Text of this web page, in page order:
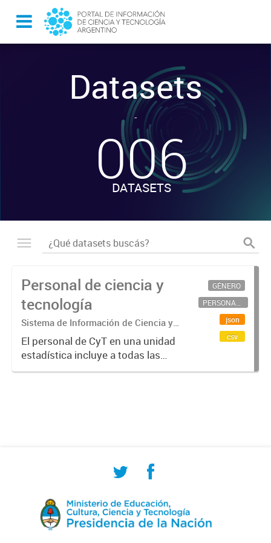
Datasets
-
006
DATASETS
Personal de ciencia y
tecnología
Sistema de Información de Ciencia y
Tecnología Argentino (SICYTAR)
El personal de CyT en una unidad
estadística incluye a todas las
personas involucradas
GÉNERO
PERSONAL CIENTÍFICO-TECNOLÓGICO
json
csv